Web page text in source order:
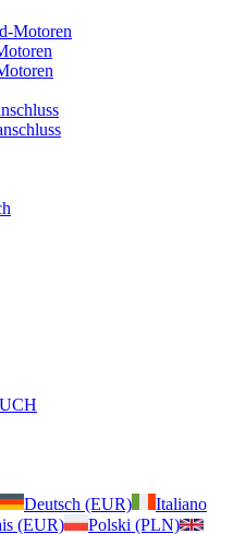
Motoren
Deutsch (EUR)
Italiano
(EUR)
Polski (PLN)